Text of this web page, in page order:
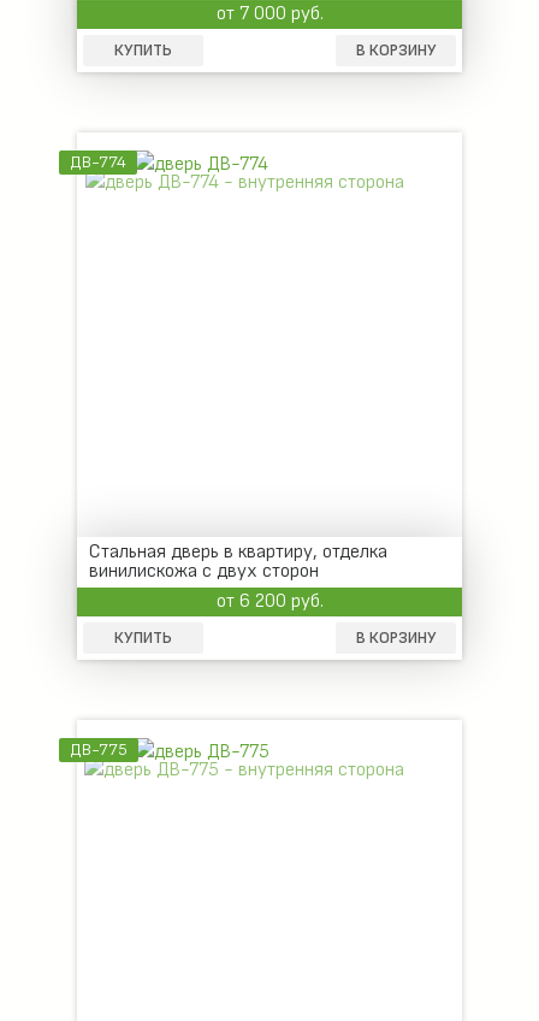
от 7 000 руб.
КУПИТЬ В КОРЗИНУ
ДВ-774
Стальная дверь в квартиру, отделка
винилискожа с двух сторон
от 6 200 руб.
КУПИТЬ В КОРЗИНУ
ДВ-775